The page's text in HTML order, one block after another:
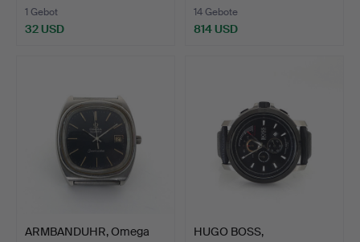
1 Gebot
32 USD
14 Gebote
814 USD
ARMBANDUHR, Omega
HUGO BOSS,